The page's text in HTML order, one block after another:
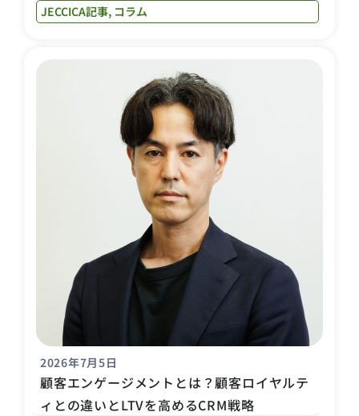
JECCICA記事, コラム
2026年7月5日
顧客エンゲージメントとは？顧客ロイヤルテ
ィとの違いとLTVを高めるCRM戦略